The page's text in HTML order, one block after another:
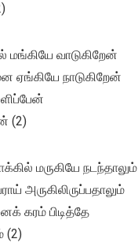
வாடுகிறேன்
ஏங்கியே நாடுகிறேன்
(2)
மருகியே நடந்தாலும்
அருகிலிருப்பதாலும்
கரம் பிடித்தே
(2)